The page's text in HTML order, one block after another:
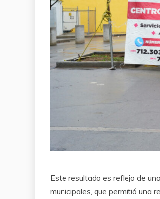
Este resultado es reflejo de
municipales, que permitió una